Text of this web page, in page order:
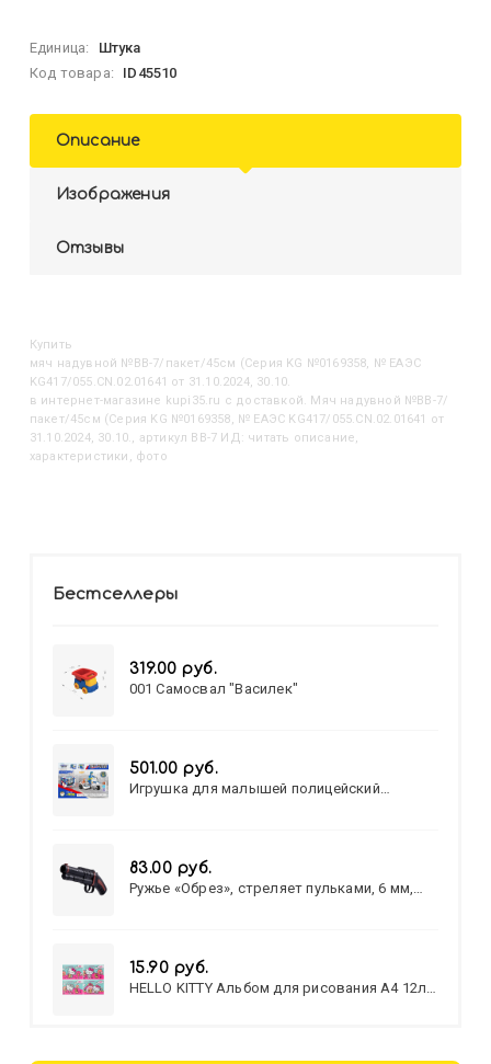
Единица:
Штука
Код товара:
ID45510
Описание
Изображения
Отзывы
Купить
Мяч надувной №BB-7/пакет/45см (Серия KG №0169358, № ЕАЭС
KG417/055.CN.02.01641 от 31.10.2024, 30.10.
в интернет-магазине kupi35.ru с доставкой. Мяч надувной №BB-7/
пакет/45см (Серия KG №0169358, № ЕАЭС KG417/055.CN.02.01641 от
31.10.2024, 30.10., артикул BB-7 ИД: читать описание,
характеристики, фото
Бестселлеры
319.00 руб.
001 Самосвал "Василек"
501.00 руб.
Игрушка для малышей полицейский
83.00 руб.
Ружье «Обрез», стреляет пульками, 6 мм,
15.90 руб.
HELLO KITTY Альбом для рисования А4 12л.